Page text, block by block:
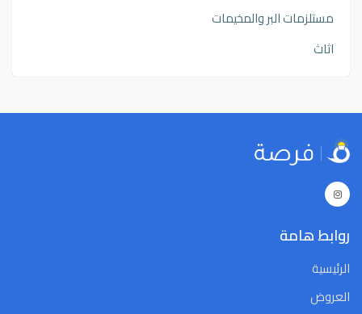
مستلزمات البر والمخيمات
اثاث
روابط هامة
الرئيسية
العروض